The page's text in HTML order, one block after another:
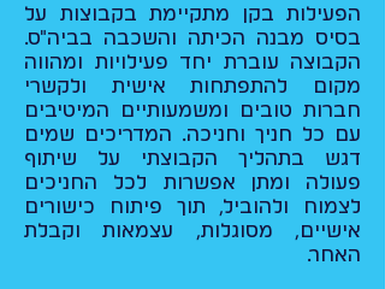
הפעילות בקן מתקיימת בקבוצות על
בסיס מבנה הכיתה והשכבה בביה"ס.
הקבוצה עוברת יחד פעילויות ומהווה
מקום להתפתחות אישית ולקשרי
חברות טובים ומשמעותיים המיטיבים
עם כל חניך וחניכה. המדריכים שמים
דגש בתהליך הקבוצתי על שיתוף
פעולה ומתן אפשרות לכל החניכים
לצמוח ולהוביל, תוך פיתוח כישורים
אישיים, מסוגלות, עצמאות וקבלת
האחר.